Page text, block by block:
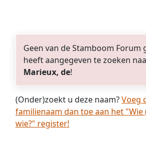
Geen van de Stamboom Forum
heeft aangegeven te zoeken
Marieux, de!
(Onder)zoekt u deze naam?Voeg
familienaam dan toe aan het
wie?" register!